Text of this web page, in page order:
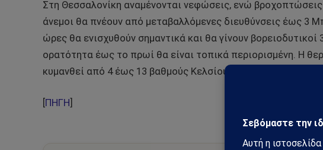
Στη Θεσσαλονίκη αναμένονται νεφώσεις, ενώ
άνεμοι θα πνέουν από μεταβαλλόμενες διευθύνσεις έως 3
ώρες θα ενισχυθούν σημαντικά και θα γίνουν
ορατότητα έως το πρωί θα είναι τοπικά περιορισμένη. Η
κυμανθεί από 4 έως 13 βαθμούς Κελσίου.
ΠΗΓΗ